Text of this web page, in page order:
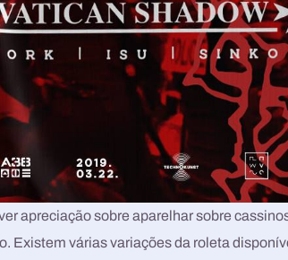
apreciação sobre aparelhar sobre
Existem várias variações da roleta